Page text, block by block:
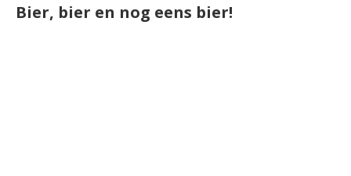
Bier, bier en nog eens bier!